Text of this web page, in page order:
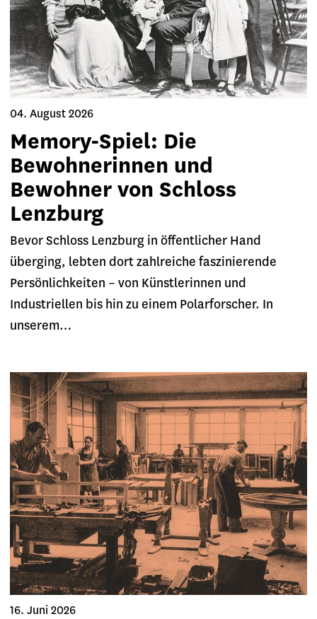
04. August 2026
Memory-Spiel: Die
Bewohnerinnen und
Bewohner von Schloss
Lenzburg
Bevor Schloss Lenzburg in öffentlicher Hand
überging, lebten dort zahlreiche faszinierende
Persönlichkeiten – von Künstlerinnen und
Industriellen bis hin zu einem Polarforscher. In
unserem…
16. Juni 2026